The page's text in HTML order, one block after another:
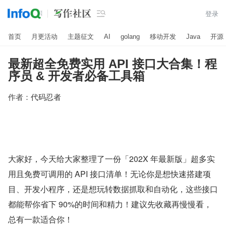
 登录
首页 月更活动 主题征文 AI golang 移动开发 Java 开源
最新超全免费实用 API 接口大合集！程
序员 & 开发者必备工具箱
作者： 代码忍者
大家好，今天给大家整理了一份「202X 年最新版」超多实
用且免费可调用的 API 接口清单！无论你是想快速搭建项
目、开发小程序，还是想玩转数据抓取和自动化，这些接口
都能帮你省下 90%的时间和精力！建议先收藏再慢慢看，
总有一款适合你！